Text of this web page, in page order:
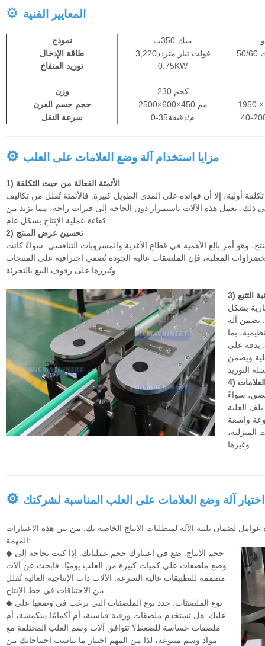
⚙ المعايير الفنية
نموذج ميك-350ب
طاقة الإدخال
توريد المنفاخ
3,220فولت تيار متردد
0.75KW
تيار متردد 220 فولت 50/60
وزن
230 كجم
حجم جسم الفرن
2500×600×450 مم
سرعة النقل
0-35م/دقيقة
⚙ مزايا استخدام آلة وضع العلامات على العلب
1) الأتمتة الفعالة من حيث التكلفة
أولية، إلا أن فوائده على المدى الطويل كبيرة. فالأتمتة تُقلل من تكاليف
ذلك، تعمل هذه الآلات باستمرار دون الحاجة إلى فترات راحة، مما يزيد من
كفاءة عملية الإنتاج بشكل عام.
2) تحسين عرض المنتج
وهو أمر بالغ الأهمية في قطاع الأغذية والمشروبات التنافسي. سواءً كانت
المعلبة، فإن الملصقات عالية الجودة تُضفي احترافية على المنتجات
وتُبرزها على رفوف البيع بالتجزئة.
التتبع
بشكل
تضمن آلة
بما
بدقة على
ويضمن
سواءً
العلبة
واسعة
المنزلية،
وغيرها.
⚙ آلة وضع العلامات على العلب المناسبة لشركتك
لضمان تلبية الآلة لمتطلبات الإنتاج الخاصة بك. من بين هذه الاعتبارات
المهمة:
◆ حجم الإنتاج: ضع في اعتبارك حجم عملياتك. إذا كنت بحاجة إلى
وضع ملصقات على كميات كبيرة من العلب يوميًا، فابحث عن آلات
مصممة للتطبيقات عالية السرعة. الآلات ذات الإنتاجية العالية تُقلل
من الاختناقات في خط الإنتاج.
◆ نوع الملصقات: حدد نوع الملصقات التي ترغب في وضعها على
علبك. هل تستخدم ملصقات ورقية قياسية، أم أكمامًا منكمشة، أم
ملصقات حساسة للضغط؟ تتوافق آلات وسم العلب المختلفة مع
مواد وسم متنوعة، لذا من المهم اختيار ما يناسب احتياجاتك من